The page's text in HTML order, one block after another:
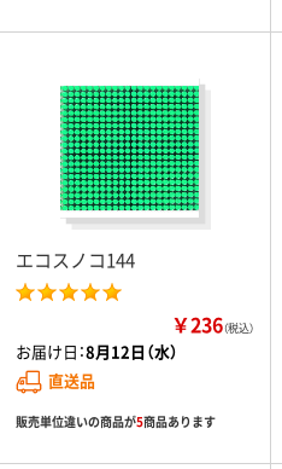
エコスノコ144
￥236（税込）
お届け日：8月12日（水）
直送品
販売単位違いの商品が5商品あります